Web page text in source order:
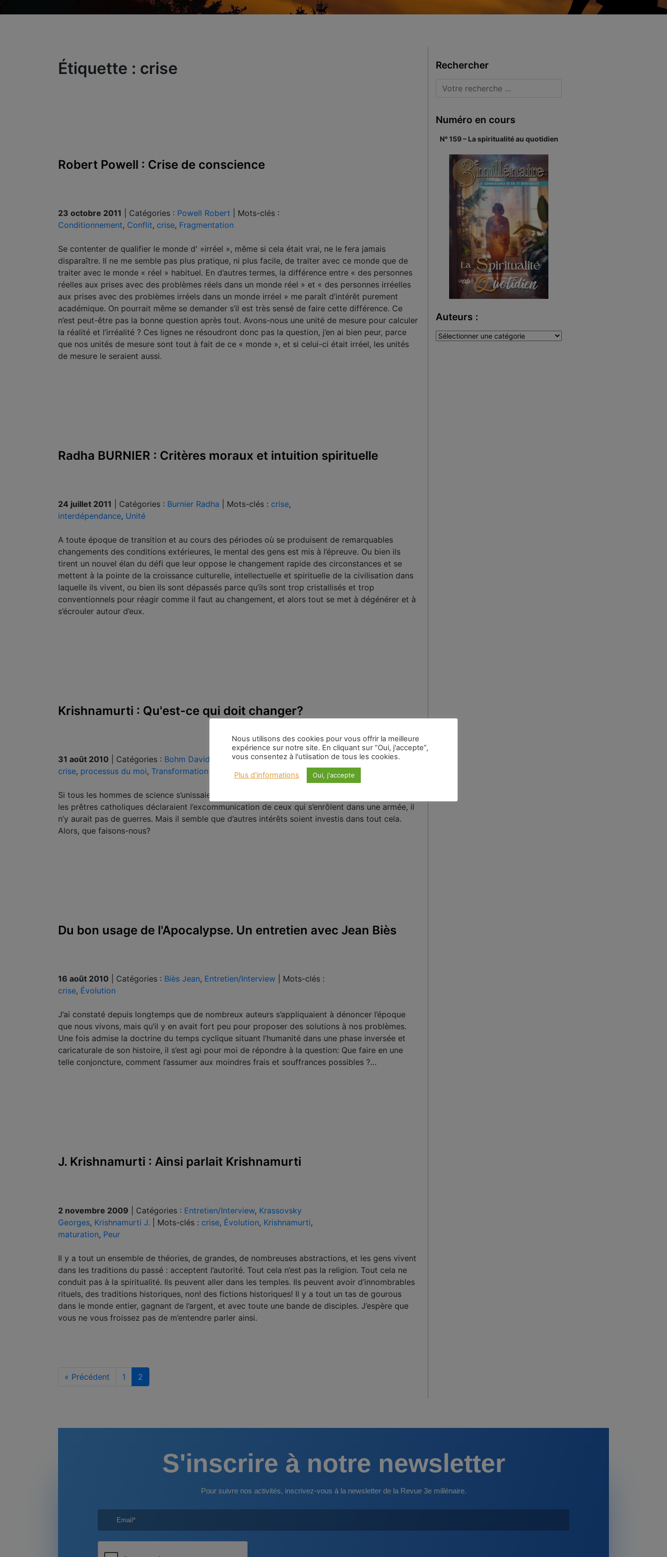
Étiquette : crise
Robert Powell : Crise de conscience
23 octobre 2011 Catégories : Powell Robert
Mots-clés :
Conditionnement, Conflit, crise, Fragmentation
Se contenter de qualifier le monde d' »irréel », même si cela était vrai, ne le fera jamais
disparaître. Il ne me semble pas plus pratique, ni plus facile, de traiter avec ce monde que de
traiter avec le monde « réel » habituel. En d’autres termes, la différence entre « des personnes
réelles aux prises avec des problèmes réels dans un monde réel » et « des personnes irréelles
aux prises avec des problèmes irréels dans un monde irréel » me paraît d’intérêt purement
académique. On pourrait même se demander s’il est très sensé de faire cette différence. Ce
n’est peut-être pas la bonne question après tout. Avons-nous une unité de mesure pour calculer
la réalité et l’irréalité ? Ces lignes ne résoudront donc pas la question, j’en ai bien peur, parce
que nos unités de mesure sont tout à fait de ce « monde », et si celui-ci était irréel, les unités
de mesure le seraient aussi.
Radha BURNIER : Critères moraux et intuition spirituelle
24 juillet 2011 Catégories : Burnier Radha Mots-clés : crise,
interdépendance, Unité
A toute époque de transition et au cours des périodes où se produisent de remarquables
changements des conditions extérieures, le mental des gens est mis à l’épreuve. Ou bien ils
tirent un nouvel élan du défi que leur oppose le changement rapide des circonstances et se
mettent à la pointe de la croissance culturelle, intellectuelle et spirituelle de la civilisation dans
laquelle ils vivent, ou bien ils sont dépassés parce qu’ils sont trop cristallisés et trop
conventionnels pour réagir comme il faut au changement, et alors tout se met à dégénérer et à
s’écrouler autour d’eux.
Krishnamurti : Qu'est-ce qui doit changer?
31 août 2010 Catégories : Bohm David Krishnamurti J.|Mots-clés :
crise, processus du moi, Transformation
Si tous les hommes de science s’unissaient pour refuser les guerres, il n’y en aurait pas. Si tous
les prêtres catholiques déclaraient l’excommunication de ceux qui s’enrôlent dans une armée, il
n’y aurait pas de guerres. Mais il semble que d’autres intérêts soient investis dans tout cela.
Alors, que faisons-nous?
Du bon usage de l'Apocalypse. Un entretien avec Jean Biès
16 août 2010 Catégories : Biès Jean, Entretien/Interview
Mots-clés :
crise, Évolution
J’ai constaté depuis longtemps que de nombreux auteurs s’appliquaient à dénoncer l’époque
que nous vivons, mais qu’il y en avait fort peu pour proposer des solutions à nos problèmes.
Une fois admise la doctrine du temps cyclique situant l’humanité dans une phase inversée et
caricaturale de son histoire, il s’est agi pour moi de répondre à la question: Que faire en une
telle conjoncture, comment l’assumer aux moindres frais et souffrances possibles ?…
J. Krishnamurti : Ainsi parlait Krishnamurti
2 novembre 2009 Catégories : Entretien/Interview, Krassovsky
Georges, Krishnamurti J. Mots-clés : crise, Évolution, Krishnamurti,
maturation, Peur
Il y a tout un ensemble de théories, de grandes, de nombreuses abstractions, et les gens vivent
dans les traditions du passé : acceptent l’autorité. Tout cela n’est pas la religion. Tout cela ne
conduit pas à la spiritualité. Ils peuvent aller dans les temples. Ils peuvent avoir d’innombrables
rituels, des traditions historiques, non! des fictions historiques! Il y a tout un tas de gourous
dans le monde entier, gagnant de l’argent, et avec toute une bande de disciples. J’espère que
vous ne vous froissez pas de m’entendre parler ainsi.
« Précédent 1 2
Rechercher
Numéro en cours
N° 159 – La spiritualité au quotidien
Auteurs :
Auteurs
S'inscrire à notre newsletter
Pour suivre nos activités, inscrivez-vous à la newsletter de la Revue 3e millénaire.
Nous utilisons des cookies pour vous offrir la meilleure
expérience sur notre site. En cliquant sur “Oui, j'accepte”,
vous consentez à l'utiisation de tous les cookies.
Plus d'informations Oui, j'accepte